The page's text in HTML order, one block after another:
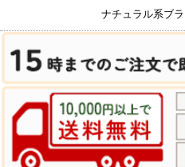
ナチュラル系ブ